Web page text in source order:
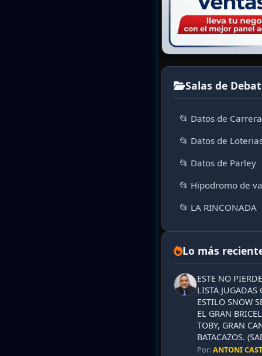
Salas de
📂 Datos de
📂 Datos de
📂 Datos de Parley
📂 Hipodromo de
📂 LA RINCONADA
Lo más
ESTE NO
LISTA JUGADAS
ESTILO SNOW
EL GRAN
TOBY, GRAN
BATACAZOS.
Por:ANTONI